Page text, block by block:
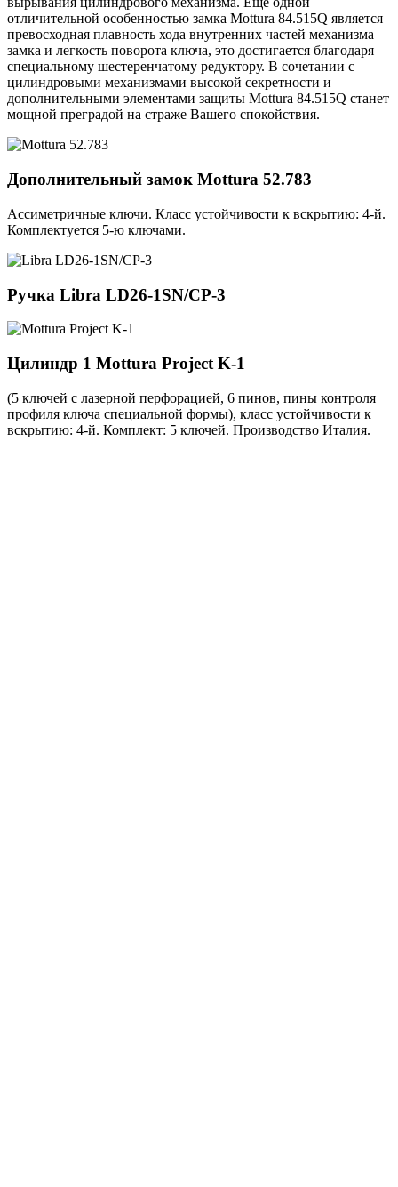
отличительной особенностью замка Mottura 84.515Q является
превосходная плавность хода внутренних частей механизма
замка и легкость поворота ключа, это достигается благодаря
специальному шестеренчатому редуктору. В сочетании с
цилиндровыми механизмами высокой секретности и
дополнительными элементами защиты Mottura 84.515Q станет
мощной преградой на страже Вашего спокойствия.
Дополнительный замок Mottura 52.783
Ассиметричные ключи. Класс устойчивости к вскрытию: 4-й.
Комплектуется 5-ю ключами.
Ручка Libra LD26-1SN/CP-3
Цилиндр 1 Mottura Project K-1
(5 ключей с лазерной перфорацией, 6 пинов, пины контроля
профиля ключа специальной формы), класс устойчивости к
вскрытию: 4-й. Комплект: 5 ключей. Производство Италия.